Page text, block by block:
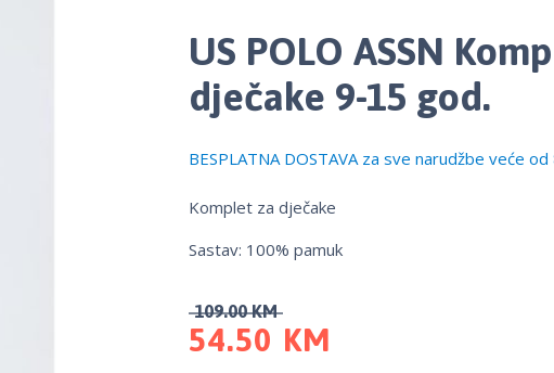
US POLO ASSN
dječake 9-15 god.
BESPLATNA DOSTAVA za sve narudžbe veće od
Komplet za dječake
Sastav: 100% pamuk
109.00KM
54.50 KM